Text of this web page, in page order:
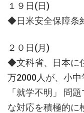
１９日(日)
◆日米安全保障条
２０日(月)
◆文科省、日本に
万2000人が、小
「就学不明」 問
な対応を積極的に